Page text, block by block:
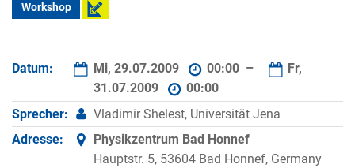
Workshop
Datum: Mi, 29.07.2009 00:00 –
Fr,
31.07.2009
00:00
Sprecher:
Vladimir Shelest, Universität Jena
Adresse:
Physikzentrum Bad Honnef
Hauptstr. 5, 53604 Bad Honnef, Germany